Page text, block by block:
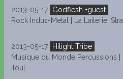
2013-05-17
Godflesh +guest
Rock Indus-Metal | La Laiterie,
2013-05-17
Hilight Tribe
Musique du Monde Percussions |
Toul